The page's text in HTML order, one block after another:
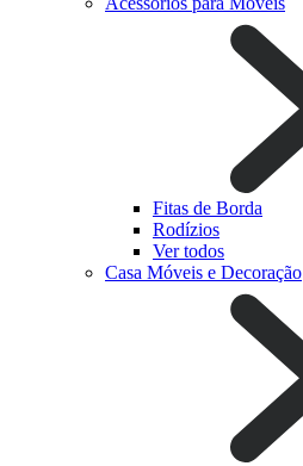
Fitas de Borda
Rodízios
Ver todos
Casa Móveis e Decoração